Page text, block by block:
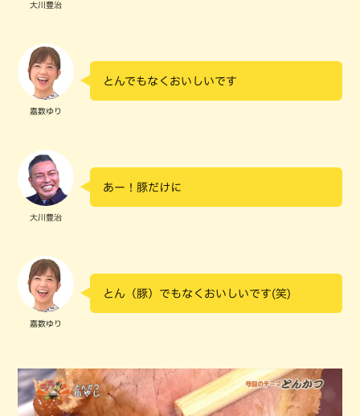
大川豊治
嘉数ゆり
とんでもなくおいしいです
大川豊治
あー！豚だけに
嘉数ゆり
とん（豚）でもなくおいしいです(笑)